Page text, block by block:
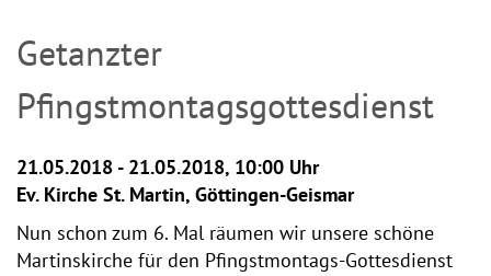
Getanzter
Pfingstmontagsgottesdienst
21.05.2018 - 21.05.2018, 10:00 Uhr
Ev. Kirche St. Martin, Göttingen-Geismar
Nun schon zum 6. Mal räumen wir unsere schöne
Martinskirche für den Pfingstmontags-Gottesdienst